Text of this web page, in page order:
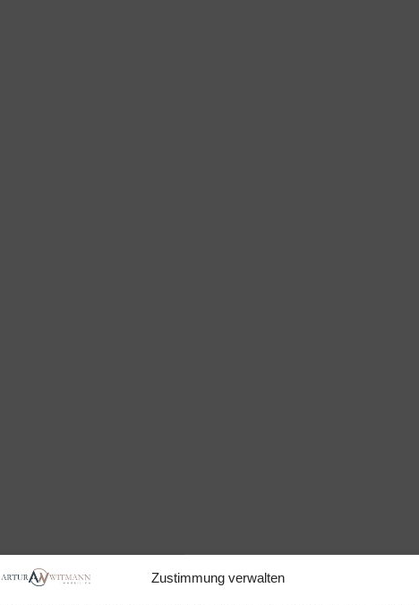
Zustimmung verwalten